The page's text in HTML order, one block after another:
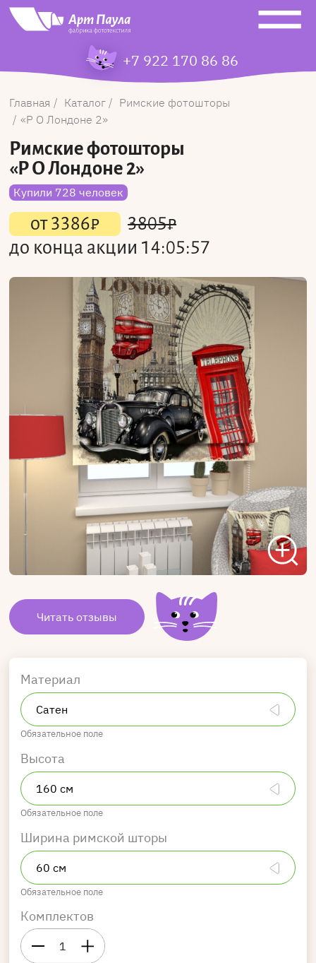
+7 922 170 86 86
Главная Каталог
Римские фотошторы
Р О Лондоне 2
Римские фотошторы
«Р О Лондоне 2»
Купили 728 человек
от3386₽ 3805₽
до конца акции 14:05:57
Читать отзывы
Материал
Обязательное поле
Высота
Обязательное поле
Ширина римской шторы
Обязательное поле
Комплектов
1